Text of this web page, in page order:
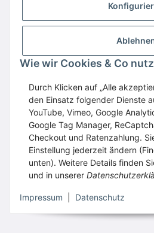
Wie wir Cookies & Co
Durch Klicken auf „Alle
den Einsatz folgender Dienste
YouTube, Vimeo, Google
Google Tag Manager,
Checkout und Ratenzahlung.
Einstellung jederzeit ändern
unten). Weitere Details finden
und in unserer
Impressum Datenschutz
Wir empfehlen
GESETZLICHE
Vertrag
* Alle Preise inkl. gesetzlicher